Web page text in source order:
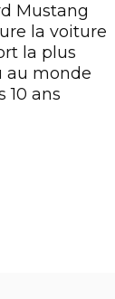
Mustang
la voiture
la plus
au monde
10 ans